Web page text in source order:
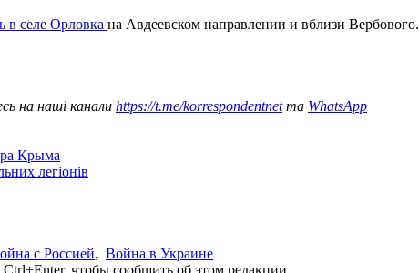
в селе Орловка на Авдеевском направлении и вблизи Вербового.
на наші канали https://t.me/korrespondentnetта WhatsApp
Крыма
легіонів
с Россией, Война в Украине
чтобы сообщить об этом редакции.